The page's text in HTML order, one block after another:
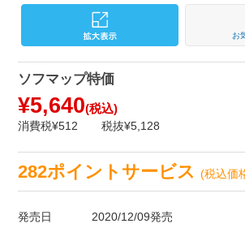
お
ソフマップ特価
¥5,640(税込)
消費税¥512 税抜¥5,128
282ポイントサービス(税込価
発売日 2020/12/09発売